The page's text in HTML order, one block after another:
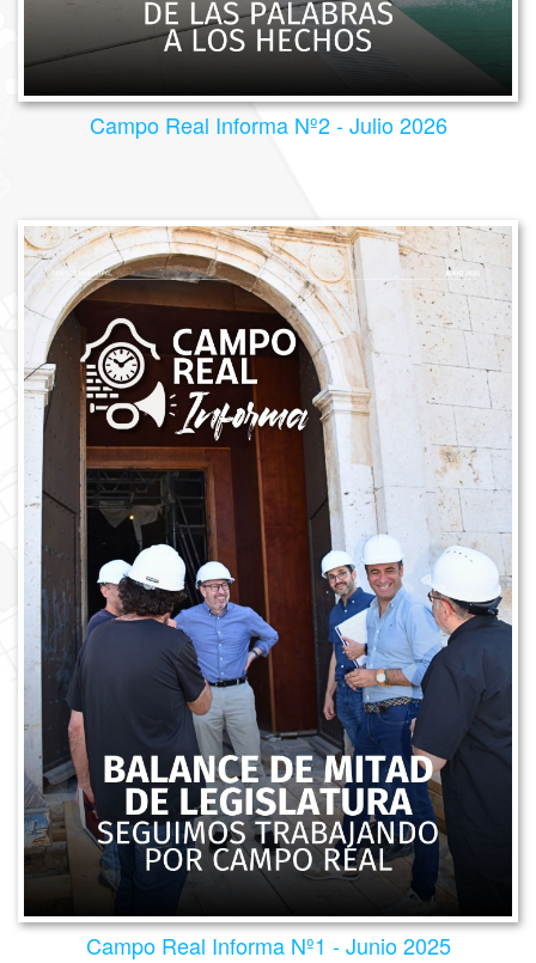
Campo Real Informa Nº2 - Julio 2026
Campo Real Informa Nº1 - Junio 2025